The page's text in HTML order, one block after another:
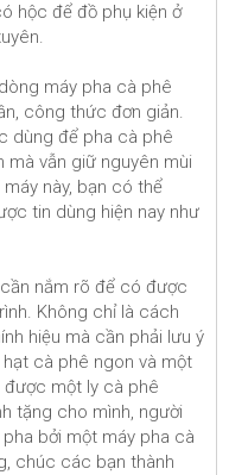
hộc để đồ phụ kiện ở
máy pha cà phê
công thức đơn giản.
dùng để pha cà phê
mà vẫn giữ nguyên mùi
này, bạn có thể
tin dùng hiện nay như
nắm rõ để có được
Không chỉ là cách
hiệu mà cần phải lưu ý
cà phê ngon và một
một ly cà phê
tặng cho mình, người
bởi một máy pha cà
chúc các bạn thành